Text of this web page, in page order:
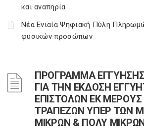
και αναπηρία
Νέα Ενιαία Ψηφιακή Πύλη
φυσικών προσώπων
ΠΡΟΓΡΑΜΜΑ
ΓΙΑ ΤΗΝ ΕΚΔΟΣΗ
ΕΠΙΣΤΟΛΩΝ ΕΚ
ΤΡΑΠΕΖΩΝ ΥΠΕΡ ΤΩΝ
ΜΙΚΡΩΝ & ΠΟΛΥ